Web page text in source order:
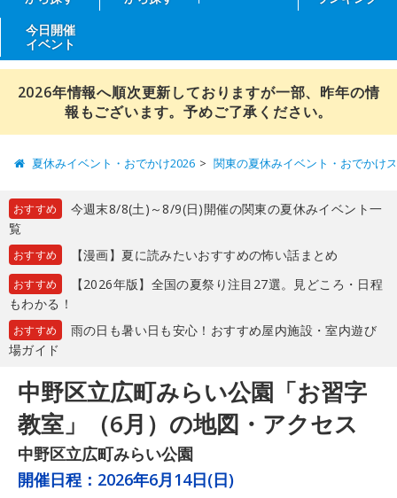
今日開催
イベント
2026年情報へ順次更新しておりますが一部、昨年の情
報もございます。予めご了承ください。
夏休みイベント・おでかけ2026 関東の夏休みイベント・おでかけ
おすすめ
今週末8/8(土)～8/9(日)開催の関東の夏休みイベント一
覧
おすすめ 【漫画】夏に読みたいおすすめの怖い話まとめ
おすすめ
【2026年版】全国の夏祭り注目27選。見どころ・日程
もわかる！
おすすめ
雨の日も暑い日も安心！おすすめ屋内施設・室内遊び
場ガイド
中野区立広町みらい公園「お習字
教室」（6月）の地図・アクセス
中野区立広町みらい公園
開催日程： 2026年6月14日(日)